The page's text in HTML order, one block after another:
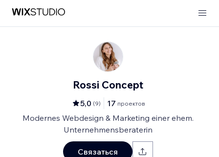
Rossi Concept
5,0 (9) 17 проектов
Modernes Webdesign & Marketing einer ehem.
Unternehmensberaterin
Связаться